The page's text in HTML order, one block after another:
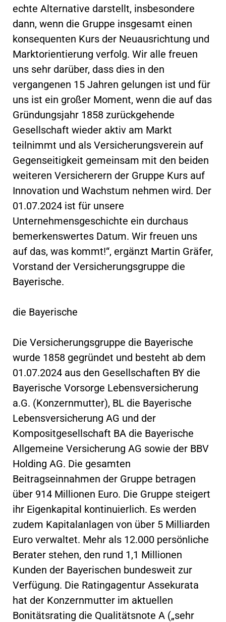
echte Alternative darstellt, insbesondere
dann, wenn die Gruppe insgesamt einen
konsequenten Kurs der Neuausrichtung und
Marktorientierung verfolg. Wir alle freuen
uns sehr darüber, dass dies in den
vergangenen 15 Jahren gelungen ist und für
uns ist ein großer Moment, wenn die auf das
Gründungsjahr 1858 zurückgehende
Gesellschaft wieder aktiv am Markt
teilnimmt und als Versicherungsverein auf
Gegenseitigkeit gemeinsam mit den beiden
weiteren Versicherern der Gruppe Kurs auf
Innovation und Wachstum nehmen wird. Der
01.07.2024 ist für unsere
Unternehmensgeschichte ein durchaus
bemerkenswertes Datum. Wir freuen uns
auf das, was kommt!“, ergänzt Martin Gräfer,
Vorstand der Versicherungsgruppe die
Bayerische.
die Bayerische
Die Versicherungsgruppe die Bayerische
wurde 1858 gegründet und besteht ab dem
01.07.2024 aus den Gesellschaften BY die
Bayerische Vorsorge Lebensversicherung
a.G. (Konzernmutter), BL die Bayerische
Lebensversicherung AG und der
Kompositgesellschaft BA die Bayerische
Allgemeine Versicherung AG sowie der BBV
Holding AG. Die gesamten
Beitragseinnahmen der Gruppe betragen
über 914 Millionen Euro. Die Gruppe steigert
ihr Eigenkapital kontinuierlich. Es werden
zudem Kapitalanlagen von über 5 Milliarden
Euro verwaltet. Mehr als 12.000 persönliche
Berater stehen, den rund 1,1 Millionen
Kunden der Bayerischen bundesweit zur
Verfügung. Die Ratingagentur Assekurata
hat der Konzernmutter im aktuellen
Bonitätsrating die Qualitätsnote A („sehr